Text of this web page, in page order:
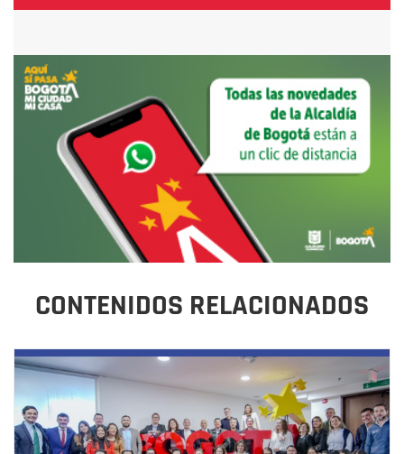
CONTENIDOS RELACIONADOS